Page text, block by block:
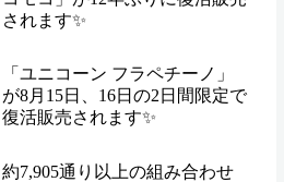
されます✨
「ユニコーン フラペチーノ」
が8月15日、16日の2日間限定で
復活販売されます✨
約7,905通り以上の組み合わせ